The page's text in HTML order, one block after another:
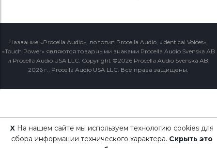
Название «Procella Audio», логотип Procella Audio, «Identical Voices»,
«Touch Power» являются товарными знаками Procella Audio Svenska AB
и Procella Audio USA LLC. Copyright ©2026 Procella Audio Svenska AB,
2026 г., Procella Audio USA LLC. Все права защищены.
X На нашем сайте мы используем технологию cookies для
сбора информации технического характера. Скрыть это